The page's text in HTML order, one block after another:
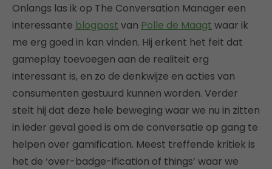
Onlangs las ik op The Conversation Manager een
interessante blogpost van Polle de Maagt waar ik
me erg goed in kan vinden. Hij erkent het feit dat
gameplay toevoegen aan de realiteit erg
interessant is, en zo de denkwijze en acties van
consumenten gestuurd kunnen worden. Verder
stelt hij dat deze hele beweging waar we nu in zitten
in ieder geval goed is om de conversatie op gang te
helpen over gamification. Meest treffende kritiek is
het de ‘over-badge-ification of things’ waar we